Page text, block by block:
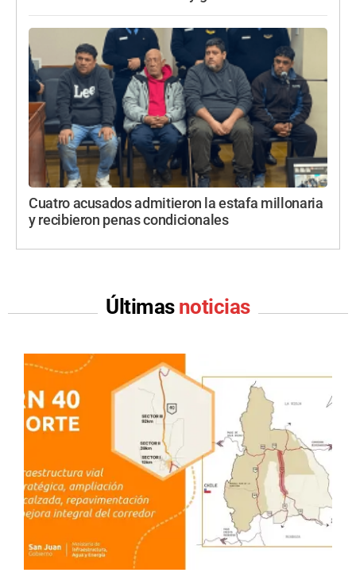
Cuatro acusados admitieron la estafa millonaria
y recibieron penas condicionales
Últimas noticias